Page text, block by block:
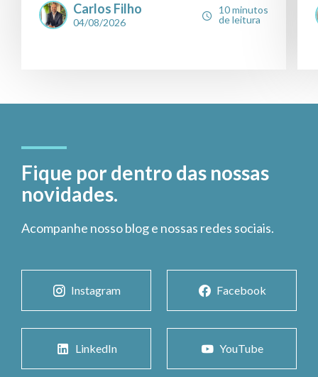
Carlos Filho
04/08/2026
10 minutos
de leitura
Fique por dentro das nossas
novidades.
Acompanhe nosso blog e nossas redes sociais.
Instagram Facebook
LinkedIn YouTube